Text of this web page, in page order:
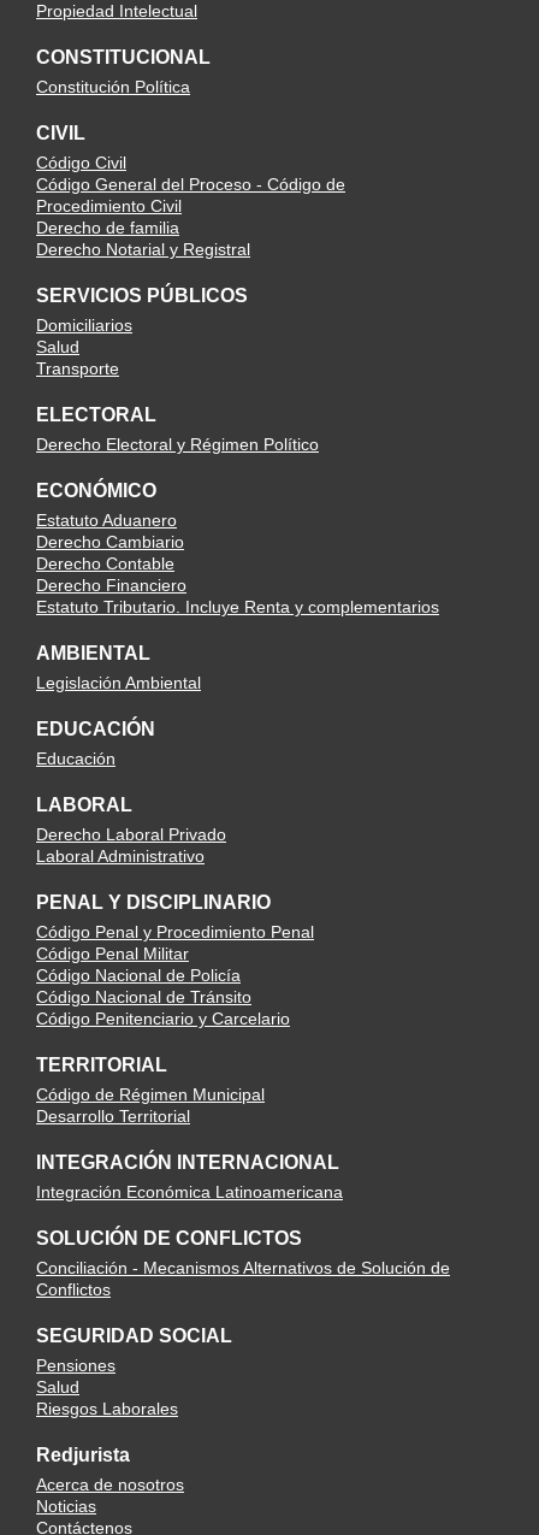
Propiedad Intelectual
CONSTITUCIONAL
Constitución Política
CIVIL
Código Civil
Código General del Proceso - Código de
Procedimiento Civil
Derecho de familia
Derecho Notarial y Registral
SERVICIOS PÚBLICOS
Domiciliarios
Salud
Transporte
ELECTORAL
Derecho Electoral y Régimen Político
ECONÓMICO
Estatuto Aduanero
Derecho Cambiario
Derecho Contable
Derecho Financiero
Estatuto Tributario. Incluye Renta y complementarios
AMBIENTAL
Legislación Ambiental
EDUCACIÓN
Educación
LABORAL
Derecho Laboral Privado
Laboral Administrativo
PENAL Y DISCIPLINARIO
Código Penal y Procedimiento Penal
Código Penal Militar
Código Nacional de Policía
Código Nacional de Tránsito
Código Penitenciario y Carcelario
TERRITORIAL
Código de Régimen Municipal
Desarrollo Territorial
INTEGRACIÓN INTERNACIONAL
Integración Económica Latinoamericana
SOLUCIÓN DE CONFLICTOS
Conciliación - Mecanismos Alternativos de Solución de
Conflictos
SEGURIDAD SOCIAL
Pensiones
Salud
Riesgos Laborales
Redjurista
Acerca de nosotros
Noticias
Contáctenos